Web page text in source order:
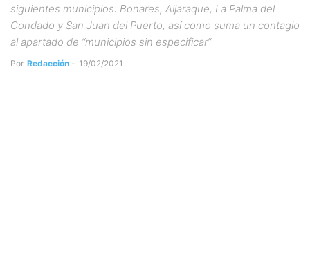
siguientes municipios: Bonares, Aljaraque, La Palma del
Condado y San Juan del Puerto, así como suma un contagio
al apartado de “municipios sin especificar”
Por Redacción - 19/02/2021